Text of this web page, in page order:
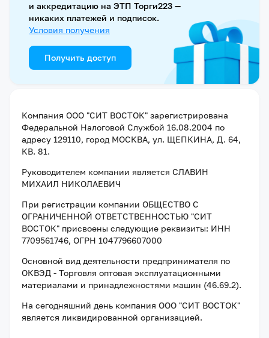
и аккредитацию на ЭТП Торги223 —
никаких платежей и подписок.
Условия получения
Получить доступ
Компания ООО "СИТ ВОСТОК" зарегистрирована
Федеральной Налоговой Службой 16.08.2004 по
адресу 129110, город МОСКВА, ул. ЩЕПКИНА, Д. 64,
КВ. 81.
Руководителем компании является СЛАВИН
МИХАИЛ НИКОЛАЕВИЧ
При регистрации компании ОБЩЕСТВО С
ОГРАНИЧЕННОЙ ОТВЕТСТВЕННОСТЬЮ "СИТ
ВОСТОК" присвоены следующие реквизиты: ИНН
7709561746, ОГРН 1047796607000
Основной вид деятельности предпринимателя по
ОКВЭД - Торговля оптовая эксплуатационными
материалами и принадлежностями машин (46.69.2).
На сегодняшний день компания ООО "СИТ ВОСТОК"
является ликвидированной организацией.